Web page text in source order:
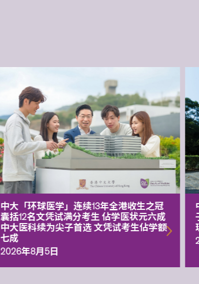
中大「环球医学」连续13年全港收生之冠
囊括12名文凭试满分考生 佔学医状元六成
中大医科续为尖子首选 文凭试考生佔学额
七成
2026年8月5日